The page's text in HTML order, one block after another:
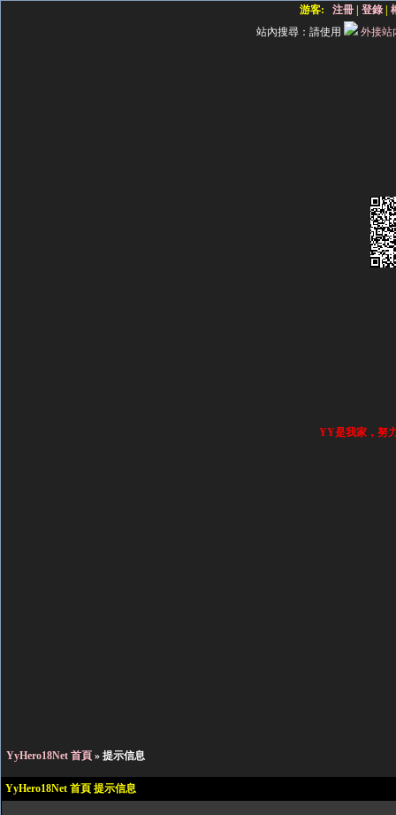
游客: 注冊 登錄
站內搜尋： 請使用 外接站
YY是我家，努
YyHero18Net 首頁» 提示信息
YyHero18Net 首頁 提示信息